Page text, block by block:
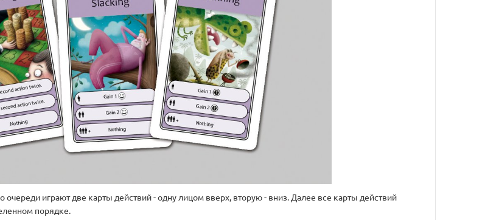
очереди играют две карты действий - одну лицом вверх, вторую - вниз. Далее все карты действий
порядке.